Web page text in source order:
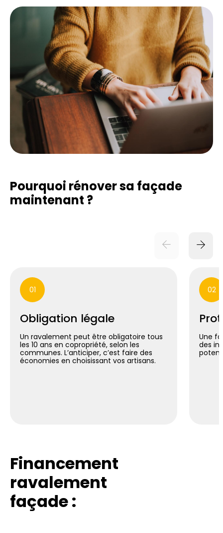
Pourquoi rénover sa façade
maintenant ?
01
Obligation légale
Un ravalement peut être obligatoire tous
les 10 ans en copropriété, selon les
communes. L’anticiper, c’est faire des
économies en choisissant vos artisans.
02
Une
des
Financement
ravalement
façade :